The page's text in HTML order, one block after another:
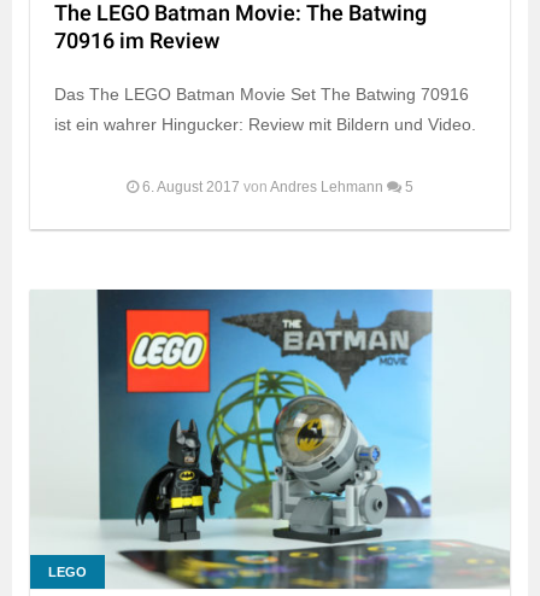
The LEGO Batman Movie: The Batwing
70916 im Review
Das The LEGO Batman Movie Set The Batwing 70916
ist ein wahrer Hingucker: Review mit Bildern und Video.
6. August 2017 von Andres Lehmann 5
LEGO